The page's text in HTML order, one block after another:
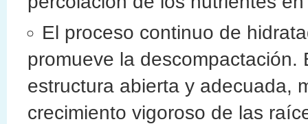
El proceso continuo de
promueve la
estructura abierta y adecuada,
crecimiento vigoroso de las